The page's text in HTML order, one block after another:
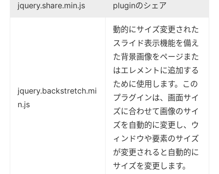
jquery.share.min.js pluginのシェア
jquery.backstretch.mi
n.js
動的にサイズ変更された
スライド表示機能を備え
た背景画像をページまた
はエレメントに追加する
ために使用します。この
プラグインは、画面サイ
ズに合わせて画像のサイ
ズを自動的に変更し、ウ
ィンドウや要素のサイズ
が変更されると自動的に
サイズを変更します。